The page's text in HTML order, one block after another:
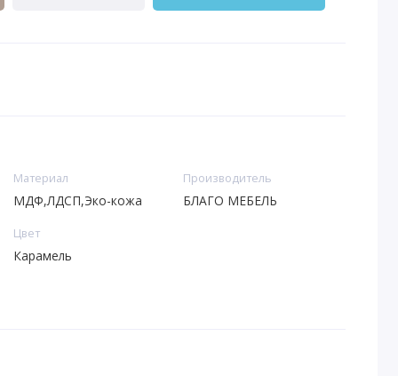
Материал
МДФ,ЛДСП,Эко-кожа
Производитель
БЛАГО МЕБЕЛЬ
Цвет
Карамель